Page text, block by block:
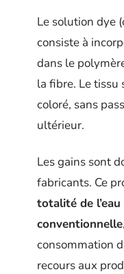
Le solution dye
consiste à
dans le
la fibre. Le tissu
coloré, sans
ultérieur.
Les gains sont
fabricants. Ce
totalité de
conventionnelle
consommation
recours aux